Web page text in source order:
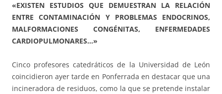
«EXISTEN ESTUDIOS QUE DEMUESTRAN LA RELACIÓN
ENTRE CONTAMINACIÓN Y PROBLEMAS ENDOCRINOS,
MALFORMACIONES CONGÉNITAS, ENFERMEDADES
CARDIOPULMONARES…»
Cinco profesores catedráticos de la Universidad de León
coincidieron ayer tarde en Ponferrada en destacar que una
incineradora de residuos, como la que se pretende instalar